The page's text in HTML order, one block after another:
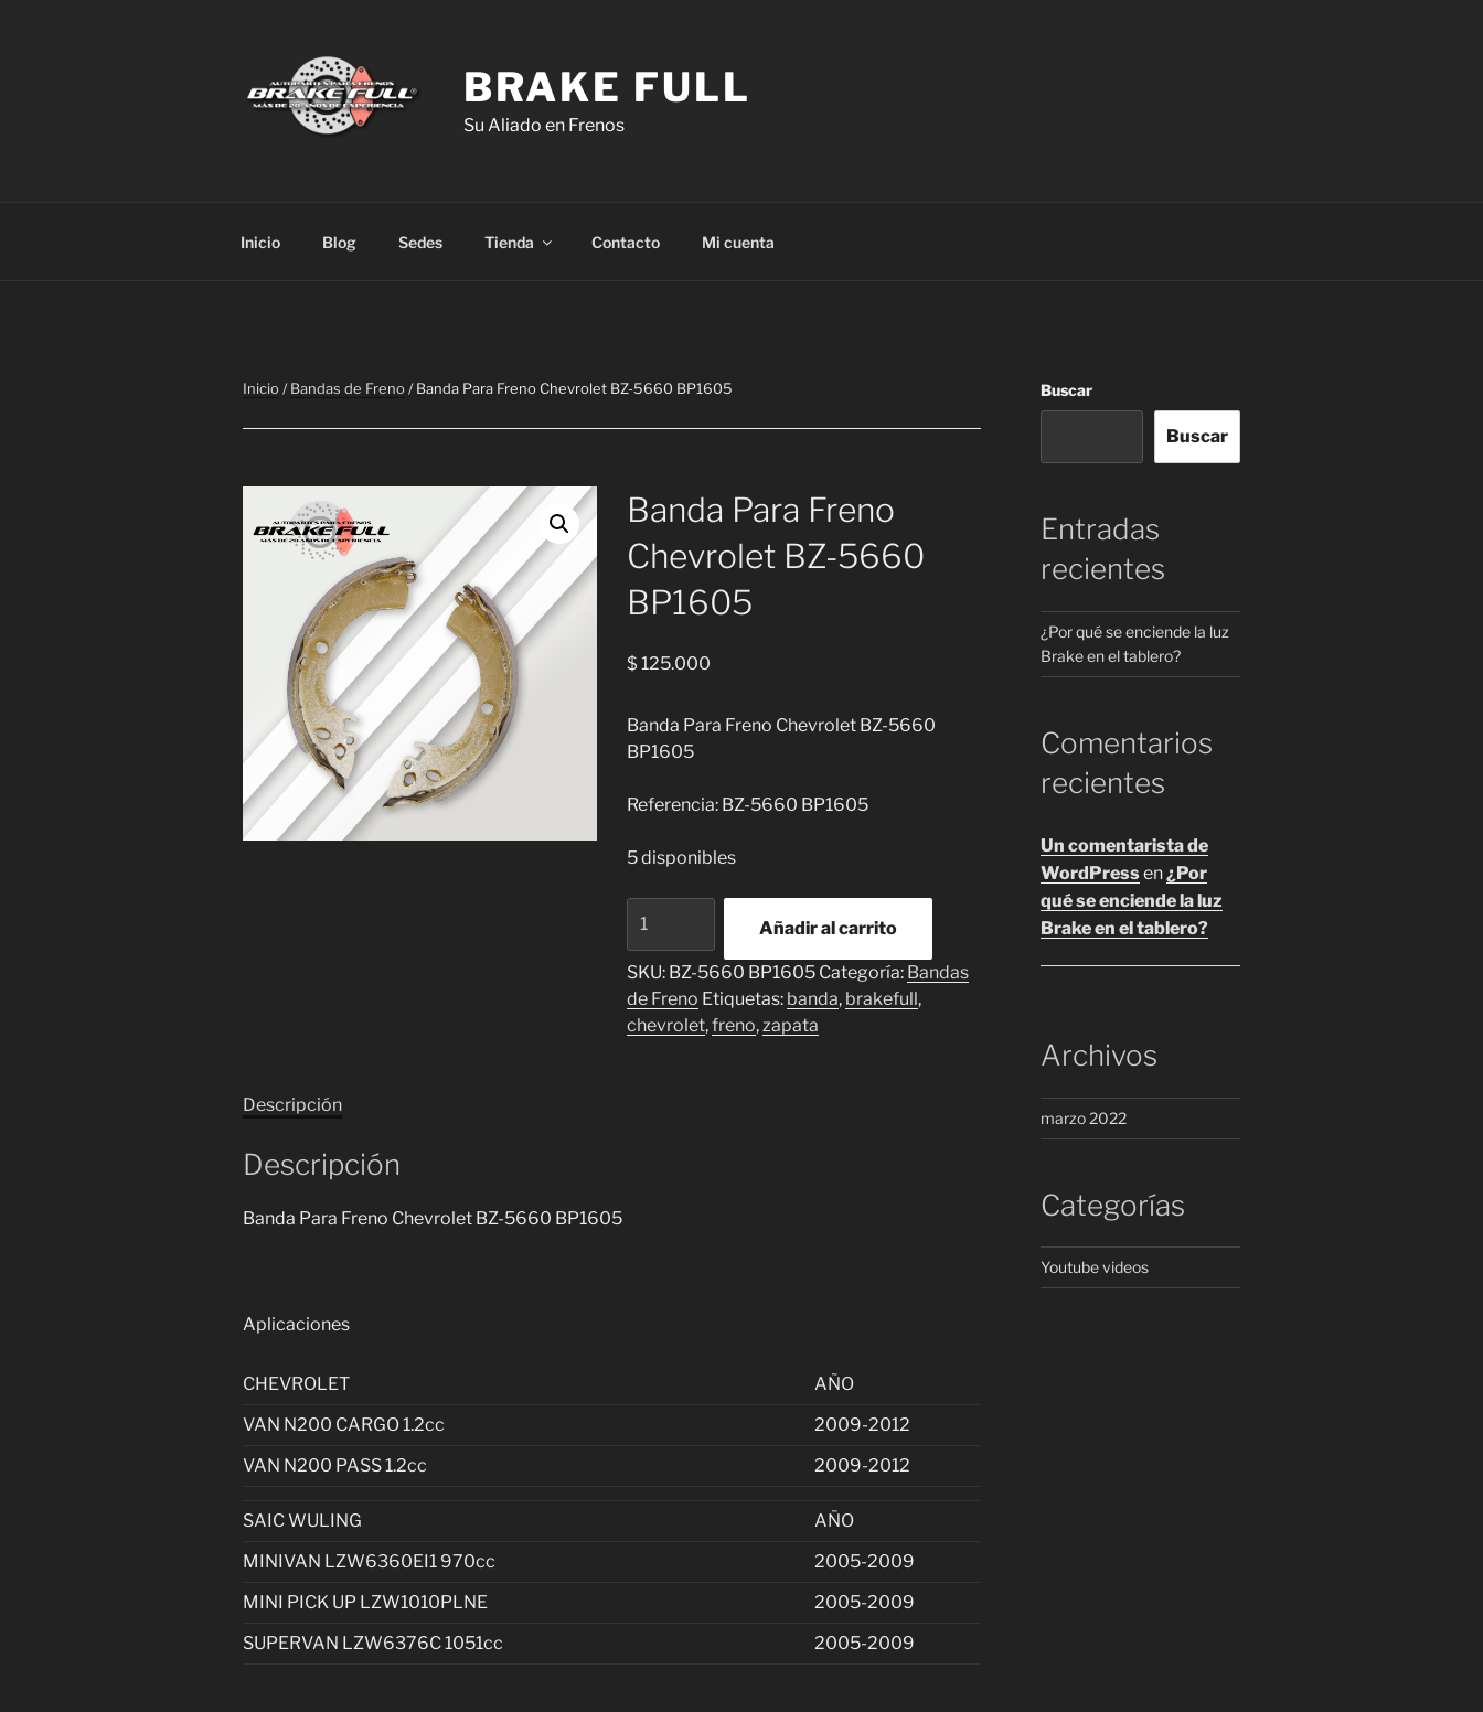
BRAKE FULL
Su Aliado en Frenos
Inicio Blog Sedes Tienda Contacto Mi cuenta
Inicio/Bandas de Freno/ Banda Para Freno Chevrolet BZ-5660 BP1605
Banda Para Freno
Chevrolet BZ-5660
BP1605
$ 125.000
Banda Para Freno Chevrolet BZ-5660
BP1605
Referencia: BZ-5660 BP1605
5 disponibles
Para
Freno
Chevrolet
BZ-
5660
Añadir al carrito
SKU: BZ-5660 BP1605 Categoría: Bandas
de Freno Etiquetas: banda, brakefull,
chevrolet,freno, zapata
Descripción
Descripción
Banda Para Freno Chevrolet BZ-5660 BP1605
Aplicaciones
CHEVROLET
AÑO
VAN N200 CARGO 1.2cc
2009-2012
VAN N200 PASS 1.2cc
2009-2012
SAIC WULING
AÑO
MINIVAN LZW6360EI1 970cc
2005-2009
MINI PICK UP LZW1010PLNE
2005-2009
SUPERVAN LZW6376C 1051cc
2005-2009
Buscar
Buscar
Entradas
recientes
¿Por qué se enciende la luz
Brake en el tablero?
Comentarios
recientes
Un comentarista de
WordPressen¿Por
qué se enciende la luz
Brake en el tablero?
Archivos
marzo 2022
Categorías
Youtube videos